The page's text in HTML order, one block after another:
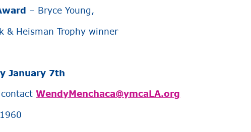
– Bryce Young,
& Heisman Trophy winner
January 7th
contactWendyMenchaca@ymcaLA.org